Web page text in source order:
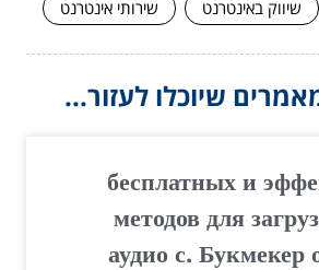
שיווק באינטרנט שירותי אינטרנט
שיוכלו לעזור...
5 бесплатных и
методов для
аудио с. Букмекер